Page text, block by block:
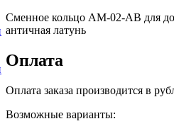
Сменное кольцо AM-02-AB для
античная латунь
Оплата
Оплата заказа производится в
Возможные варианты: